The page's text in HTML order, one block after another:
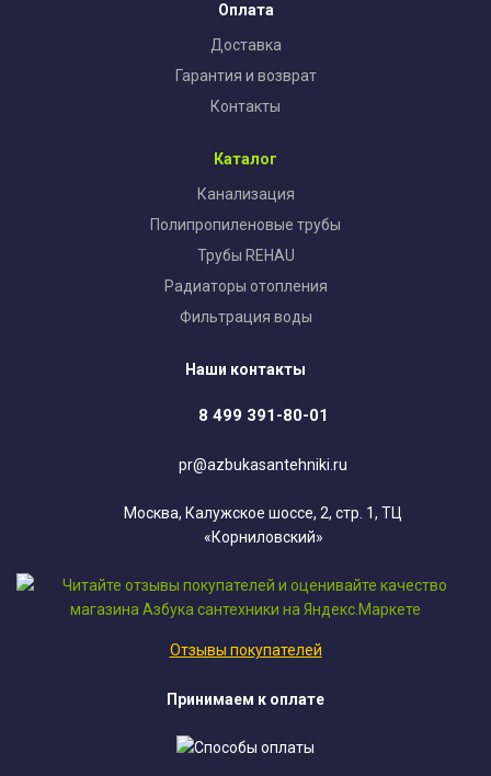
Оплата
Доставка
Гарантия и возврат
Контакты
Каталог
Канализация
Полипропиленовые трубы
Трубы REHAU
Радиаторы отопления
Фильтрация воды
Наши контакты
8 499 391-80-01
pr@azbukasantehniki.ru
Москва, Калужское шоссе, 2, стр. 1, ТЦ
«Корниловский»
Отзывы покупателей
Принимаем к оплате